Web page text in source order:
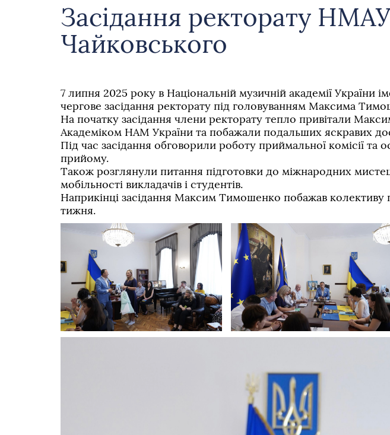
Засідання ректорату
Чайковського
7 липня 2025 року в Національній музичній академії України
чергове засідання ректорату під головуванням Максима
На початку засідання члени ректорату тепло привітали
Академіком НАМ України та побажали подальших яскравих
Під час засідання обговорили роботу приймальної комісії та
прийому.
Також розглянули питання підготовки до міжнародних
мобільності викладачів і студентів.
Наприкінці засідання Максим Тимошенко побажав колективу
тижня.